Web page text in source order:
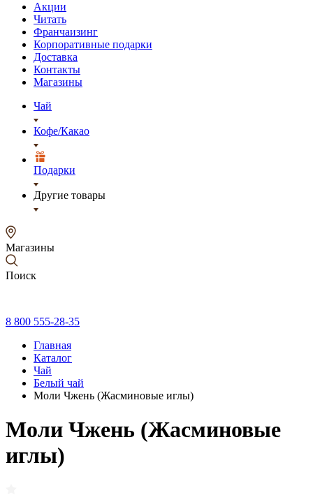
Акции
Читать
Франчаизинг
Корпоративные подарки
Доставка
Контакты
Магазины
Чай
Кофе/Какао
Подарки
Другие товары
Магазины
Поиск
8 800 555-28-35
Главная
Каталог
Чай
Белый чай
Моли Чжень (Жасминовые иглы)
Моли Чжень (Жасминовые
иглы)